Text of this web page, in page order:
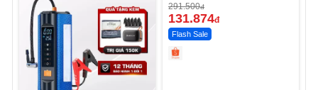
291.500đ
131.874đ
Flash Sale